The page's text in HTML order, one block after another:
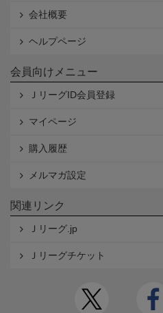
会社概要
ヘルプページ
会員向けメニュー
ＪリーグID会員登録
マイページ
購入履歴
メルマガ設定
関連リンク
Ｊリーグ.jp
Ｊリーグチケット